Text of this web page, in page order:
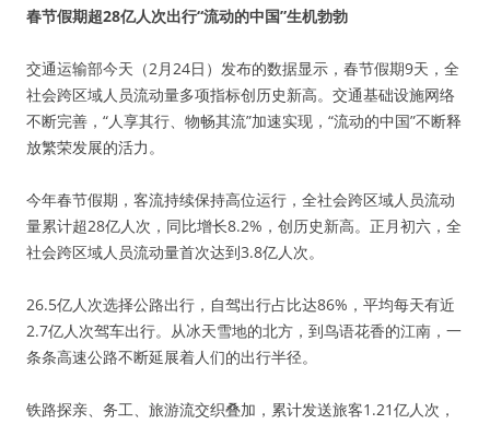
春节假期超28亿人次出行“流动的中国”生机勃勃
交通运输部今天（2月24日）发布的数据显示，春节假期9天，全
社会跨区域人员流动量多项指标创历史新高。交通基础设施网络
不断完善，“人享其行、物畅其流”加速实现，“流动的中国”不断释
放繁荣发展的活力。
今年春节假期，客流持续保持高位运行，全社会跨区域人员流动
量累计超28亿人次，同比增长8.2%，创历史新高。正月初六，全
社会跨区域人员流动量首次达到3.8亿人次。
26.5亿人次选择公路出行，自驾出行占比达86%，平均每天有近
2.7亿人次驾车出行。从冰天雪地的北方，到鸟语花香的江南，一
条条高速公路不断延展着人们的出行半径。
铁路探亲、务工、旅游流交织叠加，累计发送旅客1.21亿人次，